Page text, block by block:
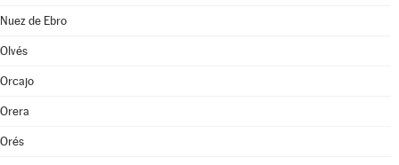
Nuez de Ebro
Olvés
Orcajo
Orera
Orés